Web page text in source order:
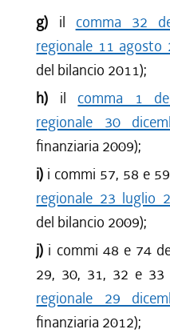
g) il comma 32
regionale 11 agosto
del bilancio 2011);
h) il comma 1
regionale 30
finanziaria 2009);
i) i commi 57, 58 e
regionale 23 luglio
del bilancio 2009);
j) i commi 48 e 74
29, 30, 31, 32 e 33
regionale 29
finanziaria 2012);